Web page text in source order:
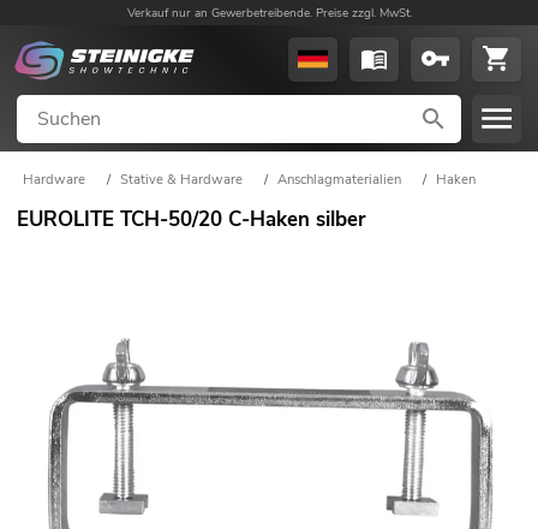
Verkauf nur an Gewerbetreibende. Preise zzgl. MwSt.
Hardware / Stative & Hardware / Anschlagmaterialien / Haken
EUROLITE TCH-50/20 C-Haken silber